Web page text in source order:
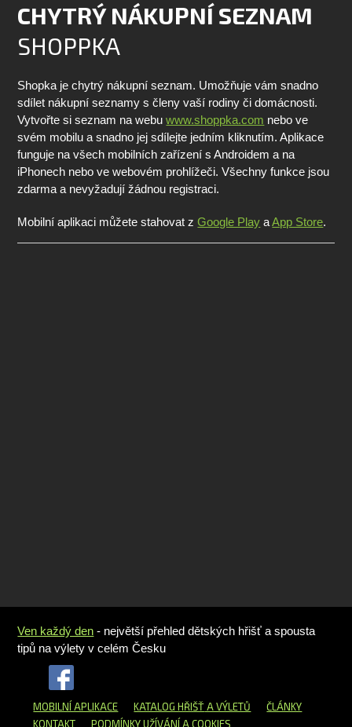
CHYTRÝ NÁKUPNÍ SEZNAM
SHOPPKA
Shopka je chytrý nákupní seznam. Umožňuje vám snadno
sdílet nákupní seznamy s členy vaší rodiny či domácnosti.
Vytvořte si seznam na webuwww.shoppka.com nebo ve
svém mobilu a snadno jej sdílejte jedním kliknutím. Aplikace
funguje na všech mobilních zařízení s Androidem a na
iPhonech nebo ve webovém prohlížeči. Všechny funkce jsou
zdarma a nevyžadují žádnou registraci.
Mobilní aplikaci můžete stahovat zGoogle Play aApp Store.
Ven každý den - největší přehled dětských hřišť a spousta
tipů na výlety v celém Česku
MOBILNÍ APLIKACE KATALOG HŘIŠŤA VÝLETŮ
ČLÁNKY
KONTAKT
PODMÍNKY UŽÍVÁNÍ A COOKIES